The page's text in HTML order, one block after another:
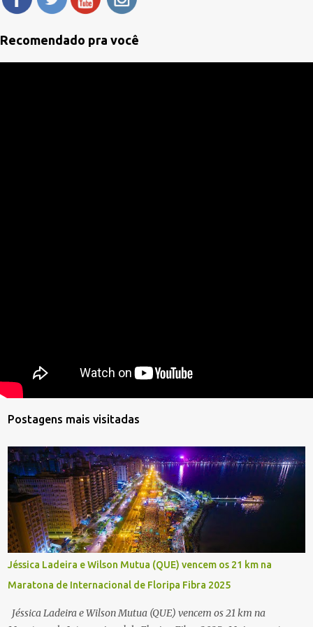
t
Recomendado pra você
Postagens mais visitadas
Jéssica Ladeira e Wilson Mutua (QUE) vencem os 21 km na
Maratona de Internacional de Floripa Fibra 2025
Jéssica Ladeira e Wilson Mutua (QUE) vencem os 21 km na